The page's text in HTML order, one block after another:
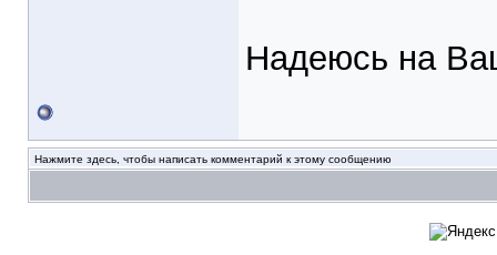
Надеюсь на
Нажмите здесь, чтобы написать комментарий к этому сообщению